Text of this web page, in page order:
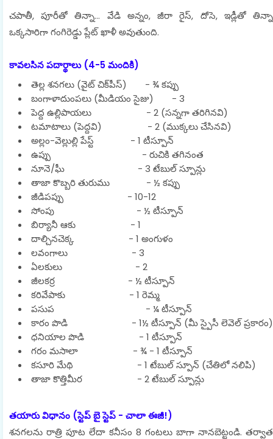
చపాతీ, పూరీతో తిన్నా… వేడి అన్నం, జీరా రైస్, దోసె, ఇడ్లీతో తిన్నా
ఒక్కసారిగా గంగిరెడ్డు ప్లేట్ ఖాళీ అవుతుంది.
కావలసిన పదార్థాలు (4-5 మందికి)
తెల్ల శనగలు (వైట్ చిక్‌పీస్) - ¾ కప్పు
బంగాళాదుంపలు (మీడియం సైజు) - 3
పెద్ద ఉల్లిపాయలు - 2 (సన్నగా తరిగినవి)
టమాటాలు (పెద్దవి) - 2 (ముక్కలు చేసినవి)
అల్లం-వెల్లుల్లి పేస్ట్ - 1 టీస్పూన్
ఉప్పు - రుచికి తగినంత
నూనె/ఘీ - 3 టేబుల్ స్పూన్లు
తాజా కొబ్బరి తురుము - ½ కప్పు
జీడిపప్పు - 10-12
సోంపు - ½ టీస్పూన్
బిర్యానీ ఆకు - 1
దాల్చినచెక్క - 1 అంగుళం
లవంగాలు - 3
ఏలకులు - 2
జీలకర్ర - ½ టీస్పూన్
కరివేపాకు - 1 రెమ్మ
పసుప - ¼ టీస్పూన్
కారం పొడి - 1½ టీస్పూన్ (మీ స్పైసీ లెవెల్ ప్రకారం)
ధనియాల పొడి - 1 టీస్పూన్
గరం మసాలా - ¾ - 1 టీస్పూన్
కసూరి మేథి - 1 టేబుల్ స్పూన్ (చేతిలో నలిపి)
తాజా కొత్తిమీర - 2 టేబుల్ స్పూన్లు
తయారు విధానం (స్టెప్ బై స్టెప్ - చాలా ఈజీ!)
శనగలను రాత్రి పూట లేదా కనీసం 8 గంటలు బాగా నానబెట్టండి. తర్వాత